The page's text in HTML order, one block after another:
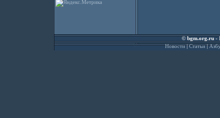
©bgm.org.ru-
Новости|Статьи|